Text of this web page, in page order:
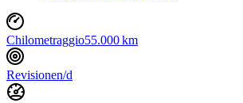
Chilometraggio55.000 km
Revisionen/d